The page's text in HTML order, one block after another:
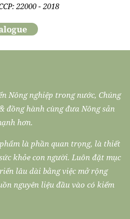
22000 - 2018
Nông nghiệp trong nước, Chúng
đồng hành cùng đưa Nông sản
hơn.
là phần quan trọng, là thiết
khỏe con người. Luôn đặt mục
lâu dài bằng việc mở rộng
nguyên liệu đầu vào có kiểm